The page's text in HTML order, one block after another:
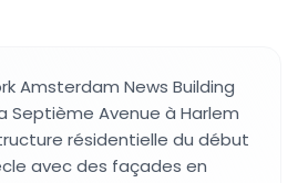
Amsterdam News Building
Septième Avenue à Harlem
résidentielle du début
avec des façades en